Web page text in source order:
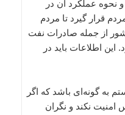
و نحوه عملکرد آن در
قرار گیرد تا مردم
از جمله صادرات نفت
اطلاعات باید در
به گونه‌ای باشد که اگر
نکند و نگران